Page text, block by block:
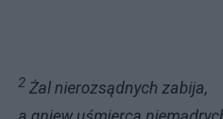
2 Żal nierozsądnych zabija,